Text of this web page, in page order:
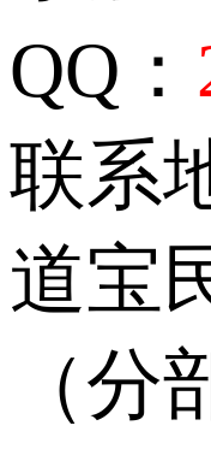
QQ：
联系
道宝
（